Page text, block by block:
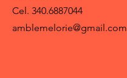
Cel. 340.6887044
amblemelorie@gmail.com